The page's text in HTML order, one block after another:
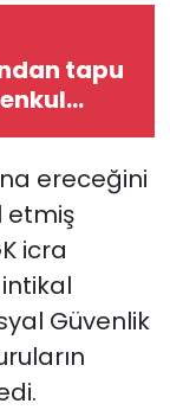
tapu
ereceğini
etmiş
icra
Güvenlik